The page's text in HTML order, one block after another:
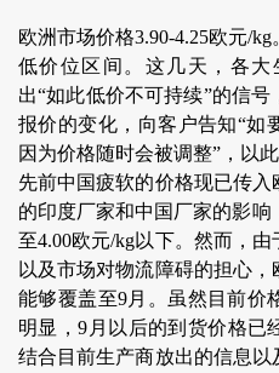
欧洲市场价格3.90-4.25欧元/
低价位区间。这几天，各
出“如此低价不可持续”的信
报价的变化，向客户告知“如
因为价格随时会被调整”，以
先前中国疲软的价格现已传
的印度厂家和中国厂家的影
至4.00欧元/kg以下。然而，
以及市场对物流障碍的担心
能够覆盖至9月。虽然目前价
明显，9月以后的到货价格已
结合目前生产商放出的信息